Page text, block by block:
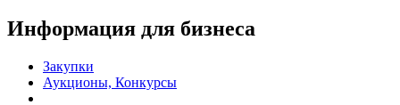
Информация для бизнеса
Закупки
Аукционы, Конкурсы